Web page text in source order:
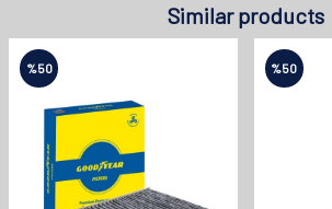
Similar products
%50 %50